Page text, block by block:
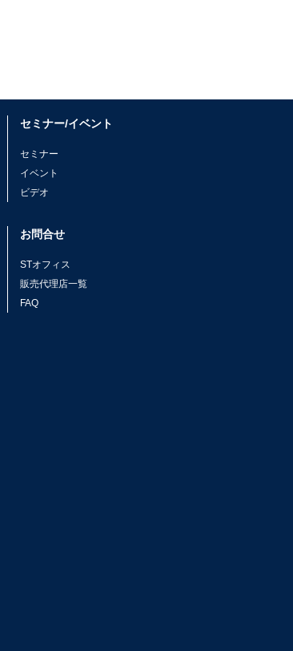
セミナー/イベント
セミナー
イベント
ビデオ
お問合せ
STオフィス
販売代理店一覧
FAQ